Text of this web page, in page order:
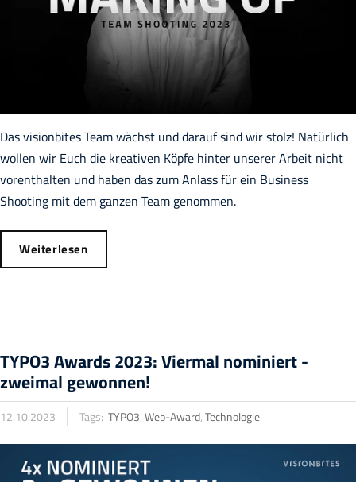
Das visionbites Team wächst und darauf sind wir stolz! Natürlich
wollen wir Euch die kreativen Köpfe hinter unserer Arbeit nicht
vorenthalten und haben das zum Anlass für ein Business
Shooting mit dem ganzen Team genommen.
Weiterlesen
TYPO3 Awards 2023: Viermal nominiert -
zweimal gewonnen!
12.10.2023 Tags: TYPO3,Web-Award,Technologie